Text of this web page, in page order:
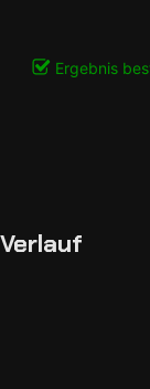
Ergebnis
Verlauf